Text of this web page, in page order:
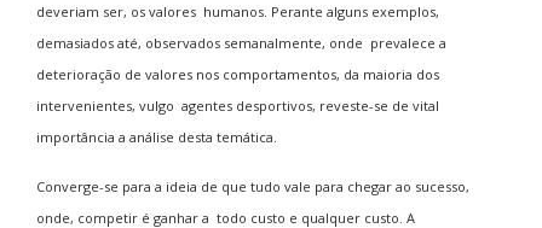
deveriam ser, os valores humanos. Perante alguns exemplos,
demasiados até, observados semanalmente, onde prevalece a
deterioração de valores nos comportamentos, da maioria dos
intervenientes, vulgo agentes desportivos, reveste-se de vital
importância a análise desta temática.
Converge-se para a ideia de que tudo vale para chegar ao sucesso,
onde, competir é ganhar a todo custo e qualquer custo. A